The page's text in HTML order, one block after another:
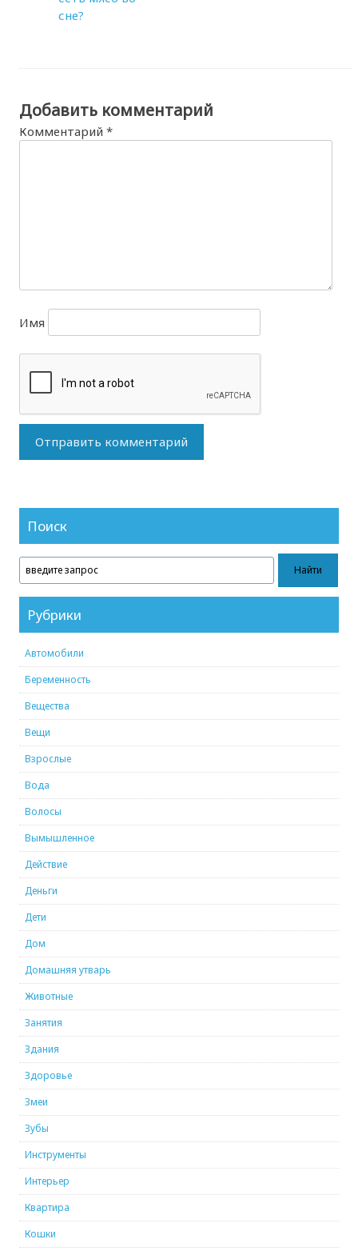
сне?
Добавить комментарий
Комментарий*
Имя
Поиск
Рубрики
Автомобили
Беременность
Вещества
Вещи
Взрослые
Вода
Волосы
Вымышленное
Действие
Деньги
Дети
Дом
Домашняя утварь
Животные
Занятия
Здания
Здоровье
Змеи
Зубы
Инструменты
Интерьер
Квартира
Кошки